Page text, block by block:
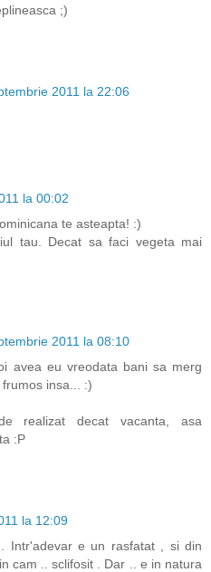
;)
2011 la 22:06
la 00:02
te asteapta! :)
tau. Decat sa faci vegeta mai
2011 la 08:10
avea eu vreodata bani sa merg
insa... :)
realizat decat vacanta, asa
:P
la 12:09
Intr'adevar e un rasfatat , si din
cam .. sclifosit . Dar .. e in natura